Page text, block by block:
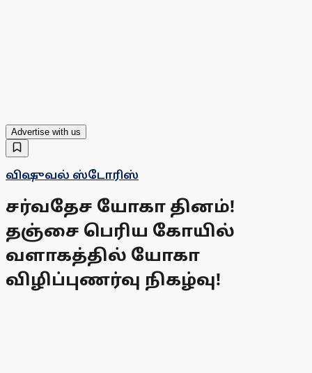
Advertise with us
விஷுவல் ஸ்டோரிஸ்
சர்வதேச யோகா தினம்!
தஞ்சை பெரிய கோயில்
வளாகத்தில் யோகா
விழிப்புணர்வு நிகழ்வு!